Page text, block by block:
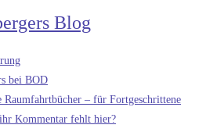
Blog
bei BOD
Raumfahrtbücher – für Fortgeschrittene
Kommentar fehlt hier?